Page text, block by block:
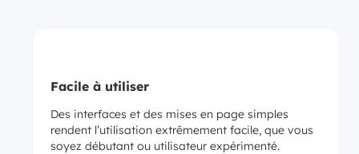
Facile à utiliser
Des interfaces et des mises en page simples
rendent l’utilisation extrêmement facile, que vous
soyez débutant ou utilisateur expérimenté.